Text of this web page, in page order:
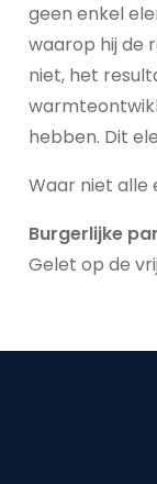
geen enkel
waarop hij de
niet, het
hebben. Dit
Waar niet alle
Burgerlijke
Gelet op de